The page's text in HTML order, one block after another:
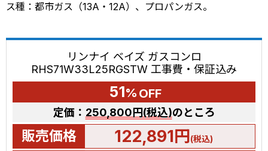
ス種：都市ガス（13A・12A）、プロパンガス。
リンナイ ベイズ ガスコンロ
RHS71W33L25RGSTW 工事費・保証込み
51% OFF
定価： 250,800円(税込)のところ
販売価格 122,891円(税込)